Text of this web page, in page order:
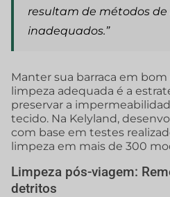
resultam de métodos de
inadequados.”
Manter sua barraca em
limpeza adequada é a
preservar a
tecido. Na Kelyland,
com base em testes
limpeza em mais de 300
Limpeza pós-viagem:
detritos